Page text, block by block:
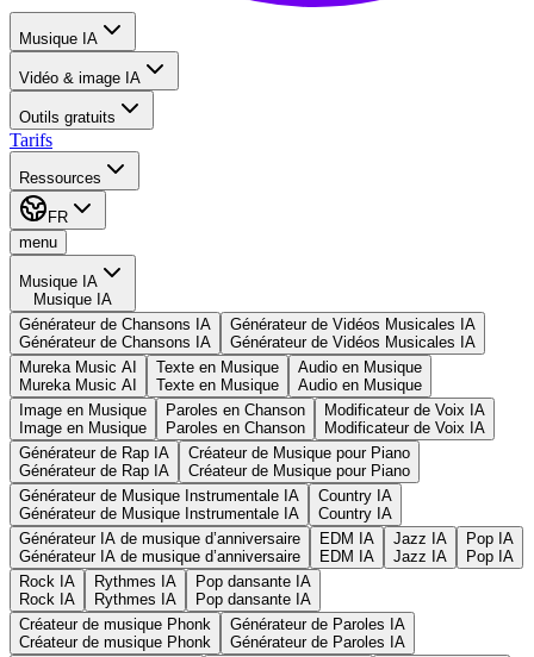
Musique IA
Vidéo & image IA
Outils gratuits
Tarifs
Ressources
FR
menu
Musique IA
Musique IA
Générateur de Chansons IA
Générateur de Chansons IA
Générateur de Vidéos Musicales IA
Générateur de Vidéos Musicales IA
Mureka Music AI
Mureka Music AI
Texte en Musique
Texte en Musique
Audio en Musique
Audio en Musique
Image en Musique
Image en Musique
Paroles en Chanson
Paroles en Chanson
Modificateur de Voix IA
Modificateur de Voix IA
Générateur de Rap IA
Générateur de Rap IA
Créateur de Musique pour Piano
Créateur de Musique pour Piano
Générateur de Musique Instrumentale IA
Générateur de Musique Instrumentale IA
Country IA
Country IA
Générateur IA de musique d’anniversaire
Générateur IA de musique d’anniversaire
EDM IA
EDM IA
Jazz IA
Jazz IA
Pop IA
Pop IA
Rock IA
Rock IA
Rythmes IA
Rythmes IA
Pop dansante IA
Pop dansante IA
Créateur de musique Phonk
Créateur de musique Phonk
Générateur de Paroles IA
Générateur de Paroles IA